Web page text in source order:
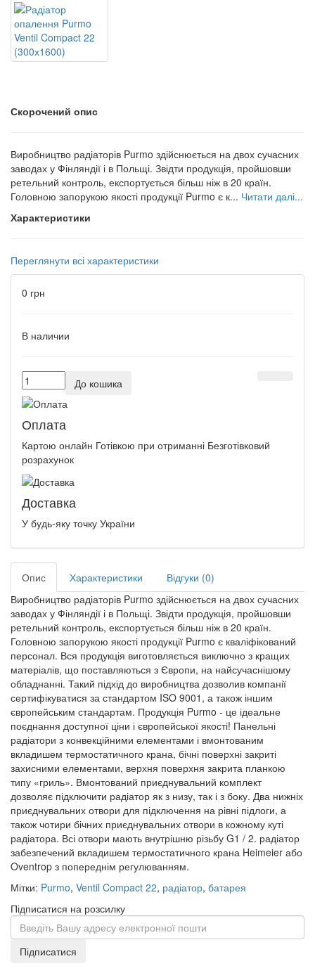
Скорочений опис
Виробництво радіаторів Purmo здійснюється на двох сучасних
заводах у Фінляндії і в Польщі. Звідти продукція, пройшовши
ретельний контроль, експортується більш ніж в 20 країн.
Головною запорукою якості продукції Purmo є к... Читати далі...
Характеристики
Переглянути всі характеристики
0 грн
В наличии
До кошика
Оплата
Картою онлайн Готівкою при отриманні Безготівковий
розрахунок
Доставка
У будь-яку точку України
Опис Характеристики
Відгуки (0)
Виробництво радіаторів Purmo здійснюється на двох сучасних
заводах у Фінляндії і в Польщі. Звідти продукція, пройшовши
ретельний контроль, експортується більш ніж в 20 країн.
Головною запорукою якості продукції Purmo є кваліфікований
персонал. Вся продукція виготовляється виключно з кращих
матеріалів, що поставляються з Європи, на найсучаснішому
обладнанні. Такий підхід до виробництва дозволив компанії
сертифікуватися за стандартом ISO 9001, а також іншим
європейським стандартам. Продукція Purmo - це ідеальне
поєднання доступної ціни і європейської якості! Панельні
радіатори з конвекційними елементами і вмонтованим
вкладишем термостатичного крана, бічні поверхні закриті
захисними елементами, верхня поверхня закрита планкою
типу «гриль». Вмонтований приєднувальний комплект
дозволяє підключити радіатор як з низу, так і з боку. Два нижніх
приєднувальних отвори для підключення на рівні підлоги, а
також чотири бічних приєднувальних отвори в кожному куті
радіатора. Всі отвори мають внутрішню різьбу G1 / 2. радіатор
забезпечений вкладишем термостатичного крана Heimeier або
Oventrop з попереднім регулюванням.
Мітки: Purmo, Ventil Compact 22, радіатор, батарея
Підписатися на розсилку
Підписатися